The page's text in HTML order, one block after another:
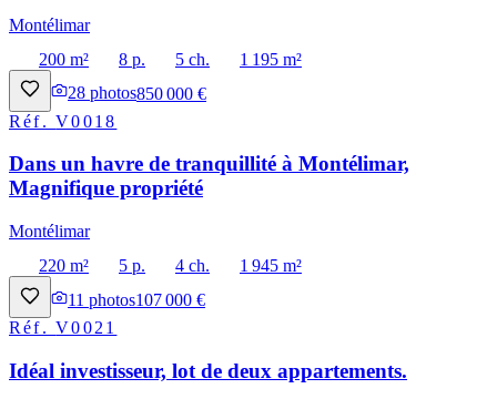
Montélimar
200 m²
8 p. 5 ch.
1 195 m²
28 photos850 000 €
Réf.V0018
Dans un havre de tranquillité à Montélimar,
Magnifique propriété
Montélimar
220 m²
5 p. 4 ch.
1 945 m²
11 photos107 000 €
Réf.V0021
Idéal investisseur, lot de deux appartements.